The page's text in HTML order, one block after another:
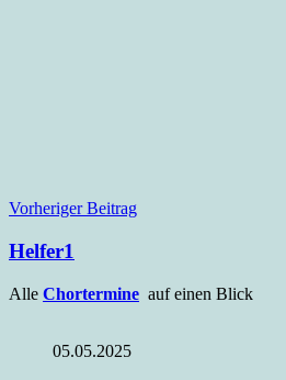
Beitragsnavigation
Vorheriger Beitrag
Helfer1
Alle Chortermine auf einen Blick
05.05.2025